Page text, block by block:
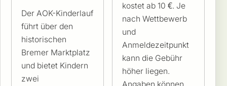
Der AOK-Kinderlauf
führt über den
historischen
Bremer Marktplatz
und bietet Kindern
zwei
kostet ab 10 €. Je
nach Wettbewerb
und
Anmeldezeitpunkt
kann die Gebühr
höher liegen.
Angaben können